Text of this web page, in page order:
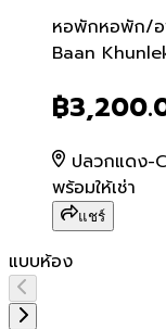
หอพักหอพัก/อ
Baan
Baan
฿
ปลวกแดง-
พร้อมให้เช่า
แชร์
แบบห้อง